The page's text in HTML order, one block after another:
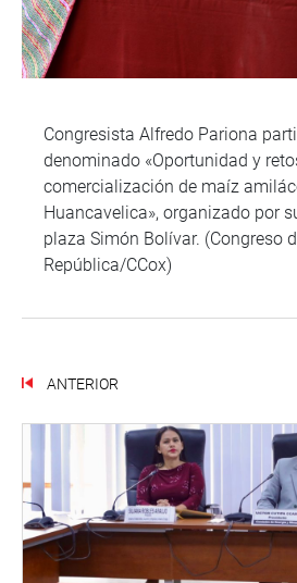
Congresista Alfredo Pariona
denominado «Oportunidad y
comercialización de maíz
Huancavelica», organizado por
plaza Simón Bolívar. (Congreso
República/CCox)
ANTERIOR